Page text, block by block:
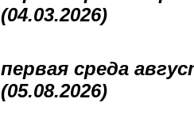
(04.03.2026)
первая среда
(05.08.2026)